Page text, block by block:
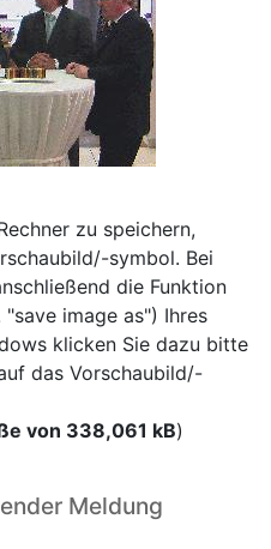
zu speichern,
symbol. Bei
die Funktion
image as") Ihres
klicken Sie dazu bitte
das Vorschaubild/-
von 338,061 kB)
Meldung